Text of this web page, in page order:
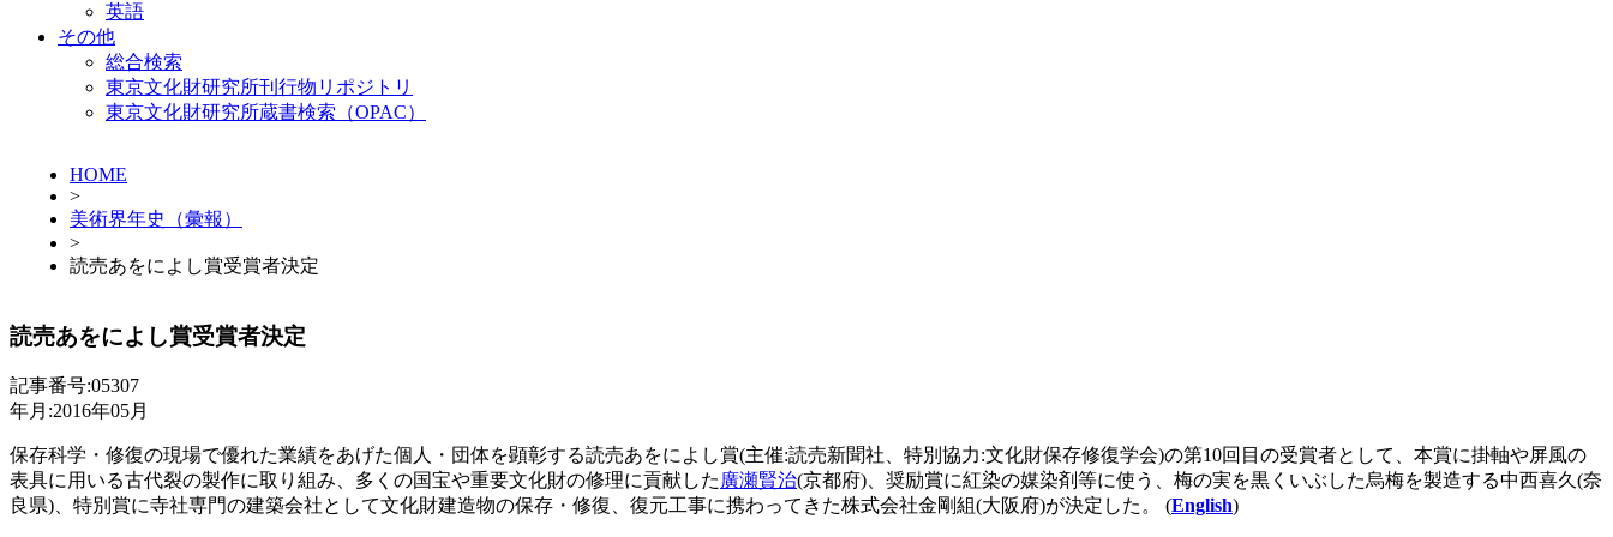
英語
その他
総合検索
東京文化財研究所刊行物リポジトリ
東京文化財研究所蔵書検索（OPAC）
HOME
>
美術界年史（彙報）
>
読売あをによし賞受賞者決定
読売あをによし賞受賞者決定
記事番号:05307
年月:2016年05月
保存科学・修復の現場で優れた業績をあげた個人・団体を顕彰する読売あをによし賞(主催:読売新聞社、特別協力:文化財保存修復学会)の第10回目の受賞者として、本賞に掛軸や屏風の
表具に用いる古代裂の製作に取り組み、多くの国宝や重要文化財の修理に貢献した 廣瀬賢治(京都府)、奨励賞に紅染の媒染剤等に使う、梅の実を黒くいぶした烏梅を製造する中西喜久(奈
良県)、特別賞に寺社専門の建築会社として文化財建造物の保存・修復、復元工事に携わってきた株式会社金剛組(大阪府)が決定した。 (English)